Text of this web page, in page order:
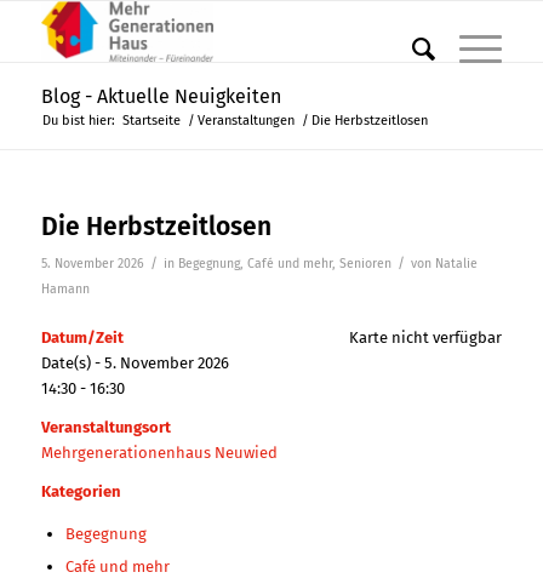
Blog - Aktuelle Neuigkeiten
Du bist hier: Startseite / Veranstaltungen / Die Herbstzeitlosen
Die Herbstzeitlosen
5. November 2026 / in Begegnung, Café und mehr, Senioren / von Natalie
Hamann
Karte nicht verfügbar
Datum/Zeit
Date(s) - 5. November 2026
14:30 - 16:30
Veranstaltungsort
Mehrgenerationenhaus Neuwied
Kategorien
Begegnung
Café und mehr